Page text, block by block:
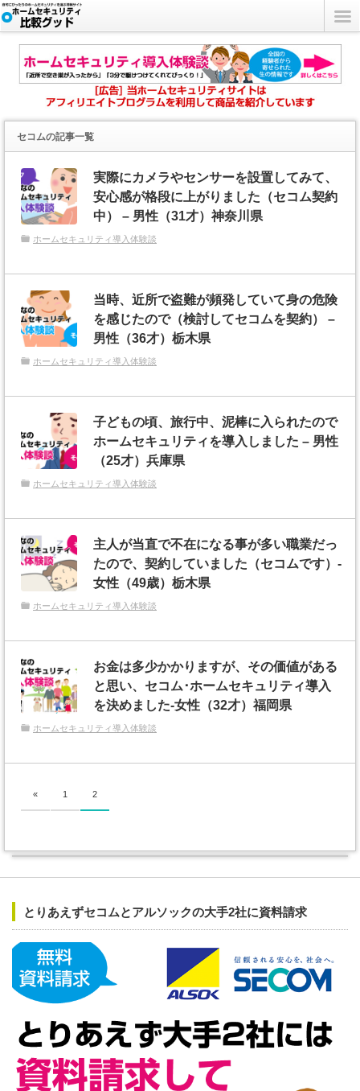
セコムの記事一覧
実際にカメラやセンサーを設置してみて、
安心感が格段に上がりました（セコム契約
中） – 男性（31才）神奈川県
ホームセキュリティ導入体験談
当時、近所で盗難が頻発していて身の危険
を感じたので（検討してセコムを契約） –
男性（36才）栃木県
ホームセキュリティ導入体験談
子どもの頃、旅行中、泥棒に入られたので
ホームセキュリティを導入しました – 男性
（25才）兵庫県
ホームセキュリティ導入体験談
主人が当直で不在になる事が多い職業だっ
たので、契約していました（セコムです）-
女性（49歳）栃木県
ホームセキュリティ導入体験談
お金は多少かかりますが、その価値がある
と思い、セコム･ホームセキュリティ導入
を決めました-女性（32才）福岡県
ホームセキュリティ導入体験談
« 1 2
とりあえずセコムとアルソックの大手2社に資料請求